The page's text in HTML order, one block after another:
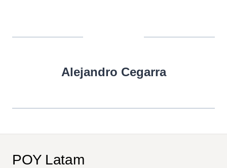
Alejandro Cegarra
POY Latam